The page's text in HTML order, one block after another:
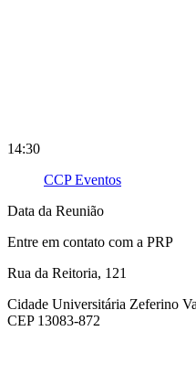
14:30
CCP Eventos
Data da Reunião
Entre em contato com a PRP
Rua da Reitoria, 121
Cidade Universitária Zeferino
CEP 13083-872